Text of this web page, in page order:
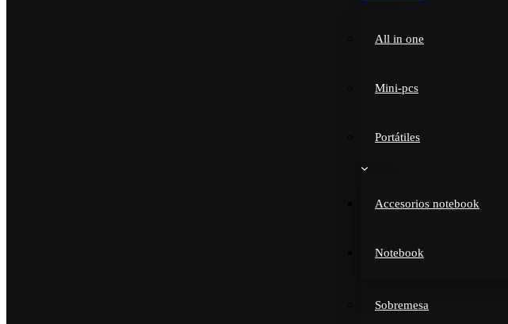
All in one
Mini-pcs
Portátiles
Accesorios notebook
Notebook
Sobremesa